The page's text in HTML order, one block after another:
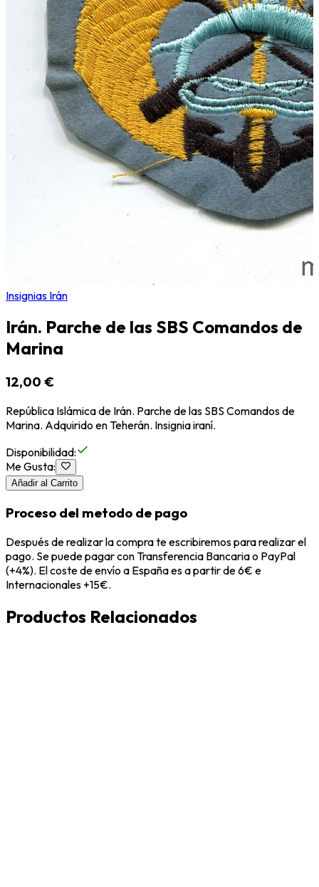
Insignias Irán
Irán. Parche de las SBS Comandos de
Marina
12,00 €
República Islámica de Irán. Parche de las SBS Comandos de
Marina. Adquirido en Teherán. Insignia iraní.
Disponibilidad:
Me Gusta:
Añadir al Carrito
Proceso del metodo de pago
Después de realizar la compra te escribiremos para realizar el
pago. Se puede pagar con Transferencia Bancaria o PayPal
(+4%). El coste de envío a España es a partir de 6€ e
Internacionales +15€.
Productos Relacionados